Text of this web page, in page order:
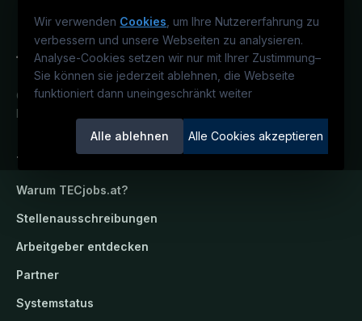
Wir verwenden Cookies , um Ihre Nutzererfahrung zu
verbessern und unsere Webseiten zu analysieren.
Analyse-Cookies setzen wir nur mit Ihrer Zustimmung–
Sie können sie jederzeit ablehnen, die Webseite
funktioniert dann uneingeschränkt weiter
Alle ablehnen Alle Cookies akzeptieren
Österreichs technisches Karriereportal.
Ein Service der candidatis GmbH.
TECjobs.at
Warum TECjobs.at?
Stellenausschreibungen
Arbeitgeber entdecken
Partner
Systemstatus